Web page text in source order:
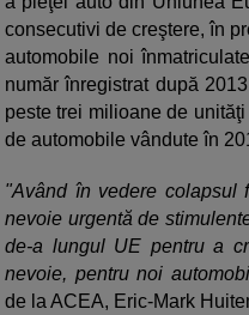
consecutivi de creştere, în
automobile noi
număr înregistrat după
peste trei milioane de
de automobile vândute în
"Având în vedere colapsul
nevoie urgentă de
de-a lungul UE pentru a
nevoie, pentru noi
de la ACEA, Eric-Mark